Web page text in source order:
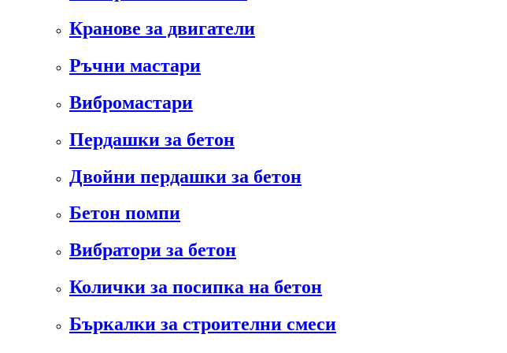
Кранове за двигатели
Ръчни мастари
Вибромастари
Пердашки за бетон
Двойни пердашки за бетон
Бетон помпи
Вибратори за бетон
Колички за посипка на бетон
Бъркалки за строителни смеси